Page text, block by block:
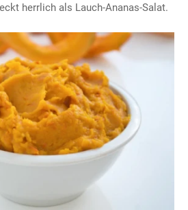
herrlich als Lauch-Ananas-Salat.